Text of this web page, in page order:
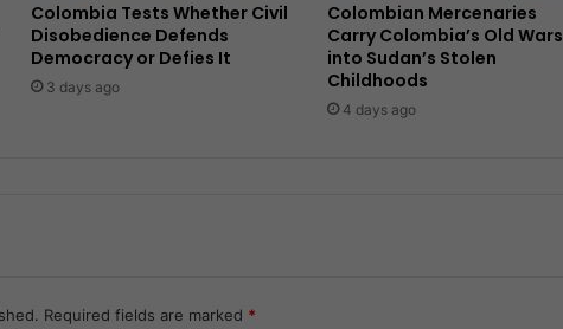
Colombia Tests Whether Civil
Disobedience Defends
Democracy or Defies It
3 days ago
Colombian Mercenaries
Carry Colombia’s Old Wars
into Sudan’s Stolen
Childhoods
4 days ago
Required fields are marked *